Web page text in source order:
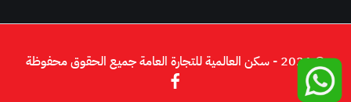
© 2026 - سكن العالمية للتجارة العامة جميع الحقوق محفوظة